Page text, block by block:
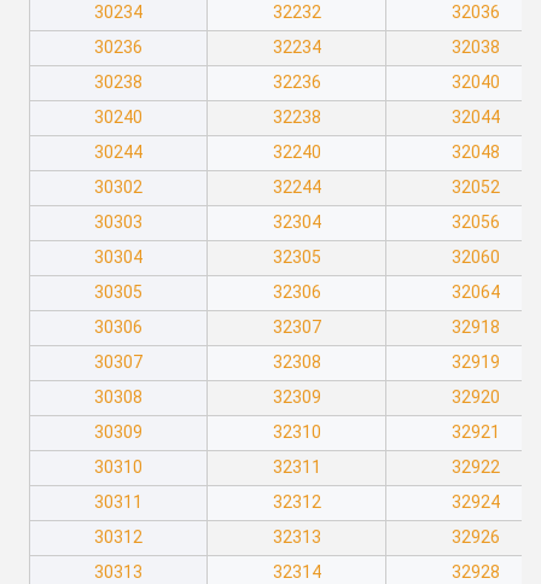
30234 32232
32036
30236
32234
32038
30238
32236
32040
30240
32238
32044
30244
32240
32048
30302
32244
32052
30303
32304
32056
30304
32305
32060
30305
32306
32064
30306
32307
32918
30307
32308
32919
30308
32309
32920
30309
32310
32921
30310
32311
32922
30311
32312
32924
30312
32313
32926
30313
32314
32928